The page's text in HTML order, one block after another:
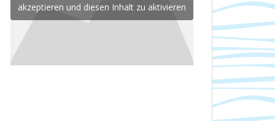
akzeptieren und diesen Inhalt zu aktivieren